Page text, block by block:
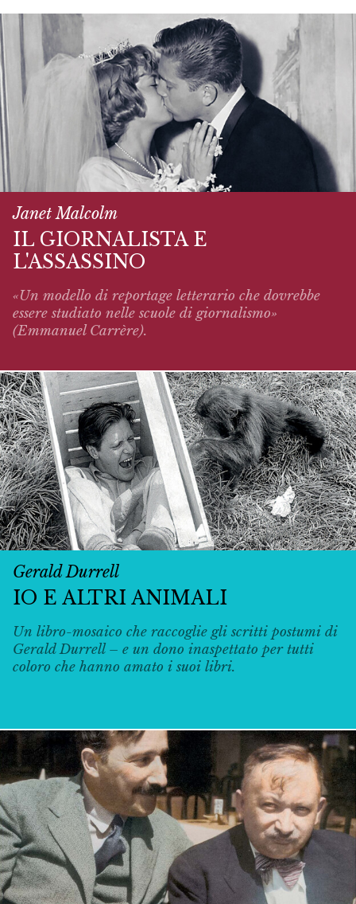
Janet Malcolm
IL GIORNALISTA E
L'ASSASSINO
«Un modello di reportage letterario che dovrebbe
essere studiato nelle scuole di giornalismo»
(Emmanuel Carrère).
Gerald Durrell
IO E ALTRI ANIMALI
Un libro-mosaico che raccoglie gli scritti postumi di
Gerald Durrell – e un dono inaspettato per tutti
coloro che hanno amato i suoi libri.